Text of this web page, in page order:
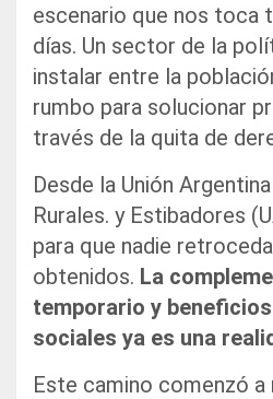
escenario que nos toca
días. Un sector de la
instalar entre la
rumbo para solucionar
través de la quita de
Desde la Unión
Rurales. y Estibadores
para que nadie
obtenidos. La
temporario y
sociales ya es una
Este camino comenzó a